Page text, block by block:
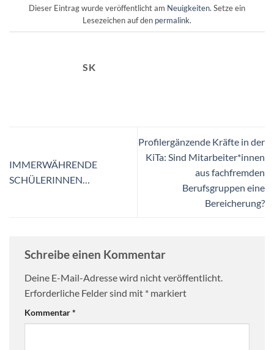
Dieser Eintrag wurde veröffentlicht am Neuigkeiten. Setze ein
Lesezeichen auf den permalink.
SK
IMMERWÄHRENDE
SCHÜLERINNEN…
Profilergänzende Kräfte in der
KiTa: Sind Mitarbeiter*innen
aus fachfremden
Berufsgruppen eine
Bereicherung?
Schreibe einen Kommentar
Deine E-Mail-Adresse wird nicht veröffentlicht.
Erforderliche Felder sind mit * markiert
Kommentar*